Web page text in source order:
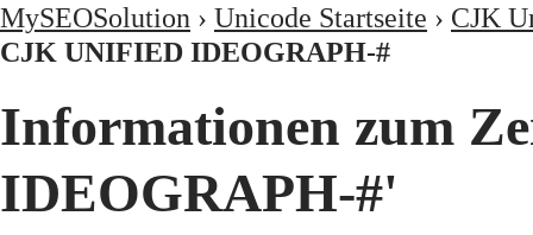
MySEOSolution › Unicode Startseite › CJK
CJK UNIFIED IDEOGRAPH-#
Informationen zum
IDEOGRAPH-#'